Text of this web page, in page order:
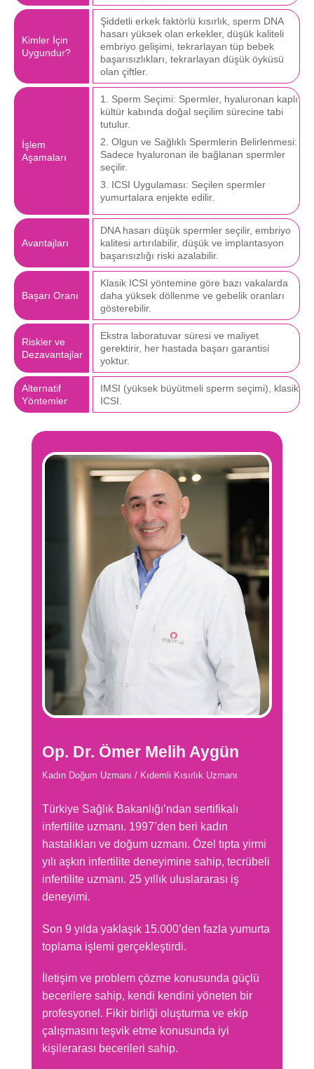
Kimler İçin
Uygundur?
Şiddetli erkek faktörlü kısırlık, sperm DNA
hasarı yüksek olan erkekler, düşük kaliteli
embriyo gelişimi, tekrarlayan tüp bebek
başarısızlıkları, tekrarlayan düşük öyküsü
olan çiftler.
İşlem
Aşamaları
1. Sperm Seçimi: Spermler, hyaluronan kaplı
kültür kabında doğal seçilim sürecine tabi
tutulur.
2. Olgun ve Sağlıklı Spermlerin Belirlenmesi:
Sadece hyaluronan ile bağlanan spermler
seçilir.
3. ICSI Uygulaması: Seçilen spermler
yumurtalara enjekte edilir.
Avantajları
DNA hasarı düşük spermler seçilir, embriyo
kalitesi artırılabilir, düşük ve implantasyon
başarısızlığı riski azalabilir.
Başarı Oranı
Klasik ICSI yöntemine göre bazı vakalarda
daha yüksek döllenme ve gebelik oranları
gösterebilir.
Riskler ve
Dezavantajlar
Ekstra laboratuvar süresi ve maliyet
gerektirir, her hastada başarı garantisi
yoktur.
Alternatif
Yöntemler
IMSI (yüksek büyütmeli sperm seçimi), klasik
ICSI.
Op. Dr. Ömer Melih Aygün
Kadın Doğum Uzmanı / Kıdemli Kısırlık Uzmanı
Türkiye Sağlık Bakanlığı’ndan sertifikalı
infertilite uzmanı. 1997’den beri kadın
hastalıkları ve doğum uzmanı. Özel tıpta yirmi
yılı aşkın infertilite deneyimine sahip, tecrübeli
infertilite uzmanı. 25 yıllık uluslararası iş
deneyimi.
Son 9 yılda yaklaşık 15.000’den fazla yumurta
toplama işlemi gerçekleştirdi.
İletişim ve problem çözme konusunda güçlü
becerilere sahip, kendi kendini yöneten bir
profesyonel. Fikir birliği oluşturma ve ekip
çalışmasını teşvik etme konusunda iyi
kişilerarası becerileri sahip.